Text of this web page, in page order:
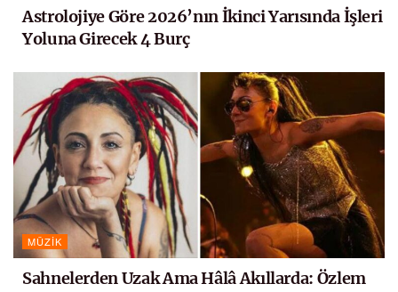
Astrolojiye Göre 2026’nın İkinci Yarısında İşleri
Yoluna Girecek 4 Burç
MÜZIK
Sahnelerden Uzak Ama Hâlâ Akıllarda: Özlem